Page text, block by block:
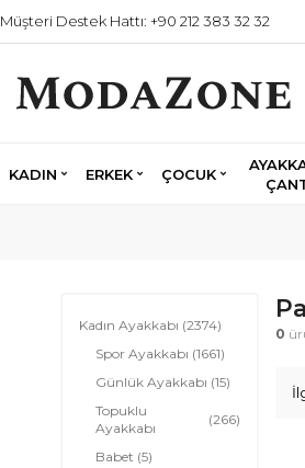
Müşteri Destek Hattı: +90 212 383 32 32
KADIN ERKEK ÇOCUK
Kadın Ayakkabı (2374)
Spor Ayakkabı (1661)
Günlük Ayakkabı (15)
Topuklu
Ayakkabı
(266)
Babet (5)
0